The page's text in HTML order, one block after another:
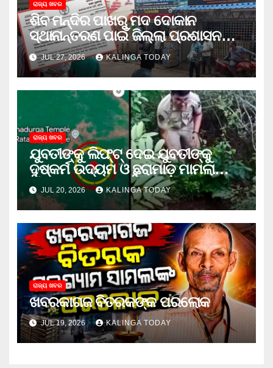
ରାଜ୍ୟ ଖବର
ଶିବ ମନ୍ଦିର ପାଖରୁ ମଦ ଦୋକାନ
ସ୍ଥାନାନ୍ତରଣ ପାଇଁ ଜିଲ୍ଲା ପ୍ରଶାସନକୁ
ଦାବି କଲେ ଅନିଲ
JUL 27, 2026 KALINGA TODAY
ରାଜ୍ୟ ଖବର
ଯୁବତୀଙ୍କୁ ଲିଫ୍‌ଟ୍‌ ଦେଇ ଯୁବତୀଙ୍କୁ
ଦୁଷ୍କର୍ମ ଉଦ୍ୟମ ଓ ଛୁରାମାଡ଼ ମାମଲାରେ
ଜେଲ ଗଲା ଅଭିଯୁକ୍ତ
JUL 20, 2026 KALINGA TODAY
ରାଜ୍ୟ ଖବର
ଖବରକାଗଜ ବିତରକଙ୍କ ପରଲୋକ
JUL 19, 2026 KALINGA TODAY